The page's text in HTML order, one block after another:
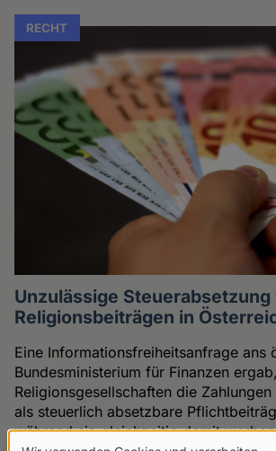
RECHT
Unzulässige Steuerabsetzung
Religionsbeiträgen in
Eine Informationsfreiheitsanfrage ans
Bundesministerium für Finanzen
Religionsgesellschaften die
als steuerlich absetzbare
während sie gleichzeitig damit